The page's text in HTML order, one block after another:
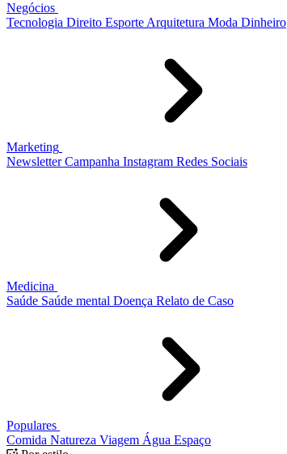
Negócios
Tecnologia Direito Esporte Arquitetura Moda Dinheiro
Marketing
Newsletter Campanha Instagram Redes Sociais
Medicina
Saúde Saúde mental Doença Relato de Caso
Populares
Comida Natureza Viagem Água Espaço